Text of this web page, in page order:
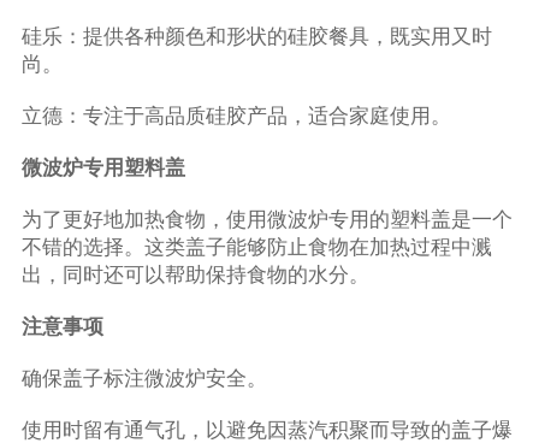
硅乐：提供各种颜色和形状的硅胶餐具，既实用又时
尚。
立德：专注于高品质硅胶产品，适合家庭使用。
微波炉专用塑料盖
为了更好地加热食物，使用微波炉专用的塑料盖是一个
不错的选择。这类盖子能够防止食物在加热过程中溅
出，同时还可以帮助保持食物的水分。
注意事项
确保盖子标注微波炉安全。
使用时留有通气孔，以避免因蒸汽积聚而导致的盖子爆